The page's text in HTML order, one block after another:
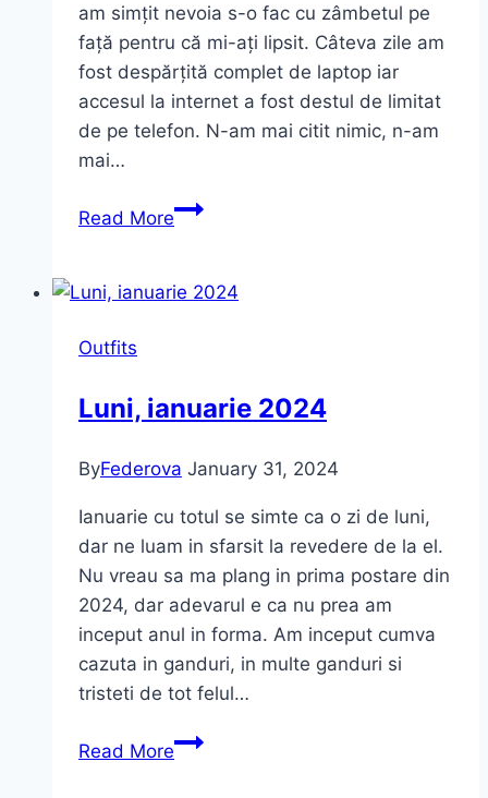
am simțit nevoia s-o fac cu zâmbetul pe
față pentru că mi-ați lipsit. Câteva zile am
fost despărțită complet de laptop iar
accesul la internet a fost destul de limitat
de pe telefon. N-am mai citit nimic, n-am
mai…
Read MoreBusiness
Outfits
Luni, ianuarie 2024
ByFederova January 31, 2024
Ianuarie cu totul se simte ca o zi de luni,
dar ne luam in sfarsit la revedere de la el.
Nu vreau sa ma plang in prima postare din
2024, dar adevarul e ca nu prea am
inceput anul in forma. Am inceput cumva
cazuta in ganduri, in multe ganduri si
tristeti de tot felul…
Read MoreLuni,